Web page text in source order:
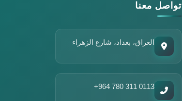
تواصل معنا
العراق، بغداد، شارع الزهراء
+964 780 311 0113
الدورات المتاحة
عن المركز